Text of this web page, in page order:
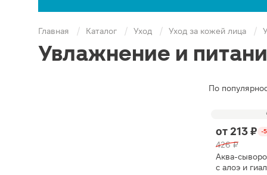
Главная Каталог Уход Уход за кожей лица
Увлажнение и
По
от 213 ₽ -
426 ₽
Аква-
с алоэ и